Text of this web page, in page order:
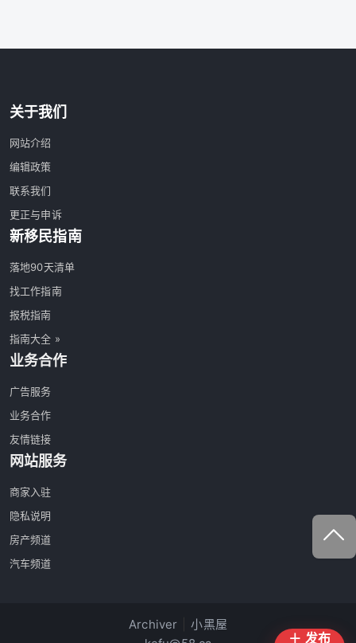
关于我们
网站介绍
编辑政策
联系我们
更正与申诉
新移民指南
落地90天清单
找工作指南
报税指南
指南大全 »
业务合作
广告服务
业务合作
友情链接
网站服务
商家入驻
隐私说明
房产频道
汽车频道
Archiver
小黑屋
＋ 发布